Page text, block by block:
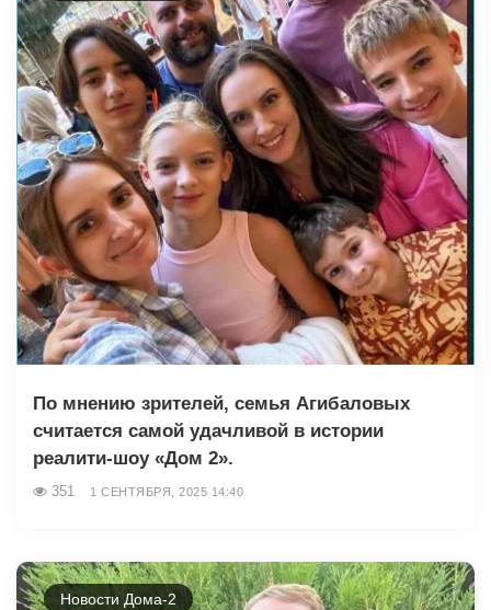
По мнению зрителей, семья Агибаловых
считается самой удачливой в истории
реалити-шоу «Дом 2».
351 1 СЕНТЯБРЯ, 2025 14:40
Новости Дома-2